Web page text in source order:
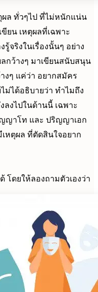
ตุผล ทั่วๆไป ที่ไม่หนักแน่น
ยน เหตุผลที่เฉพาะ
จริงในเรื่องนั้นๆ อย่าง
ลกว้างๆ มาเขียนสนับสนุน
งๆ แค่ว่า อยากสมัคร
ม่ได้อธิบายว่า ทำไมถึง
ลงไปในด้านนี้ เฉพาะ
ญญาโท และ ปริญญาเอก
เหตุผล ที่ตัดสินใจอยาก
โดยให้ลองถามตัวเองว่า